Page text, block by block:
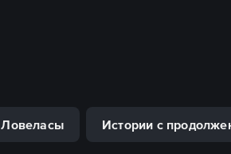
Ловеласы Истории с